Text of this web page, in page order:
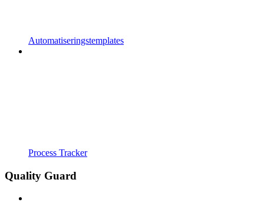
Automatiseringstemplates
Process Tracker
Quality Guard